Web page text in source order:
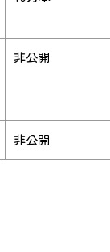
非公開
非公開